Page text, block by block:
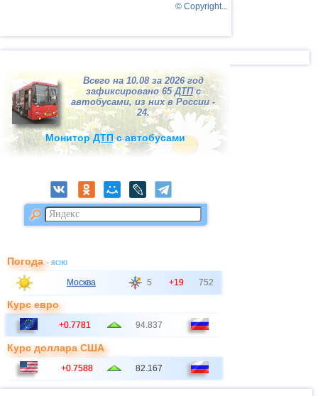
© Copyright...
Всего на 10.08 за 2026 год
зафиксировано 65ДТПс
автобусами, из них в России -
24.
Монитор ДТПс автобусами
Погода- ясно
Москва 5 +19 752
Курс евро
+0.7781 94.837
Курс доллара США
+0.7588 82.167